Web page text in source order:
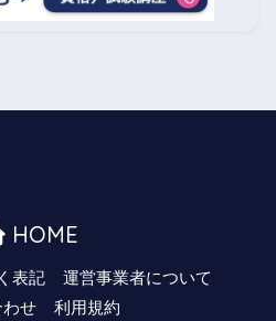
HOME
表記
運営事業者について
わせ
利用規約